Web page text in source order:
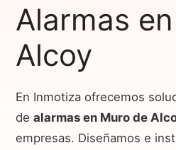
Alarmas
Alcoy
En Inmotiza ofrecemos
de alarmas en Muro de
empresas. Diseñamos e